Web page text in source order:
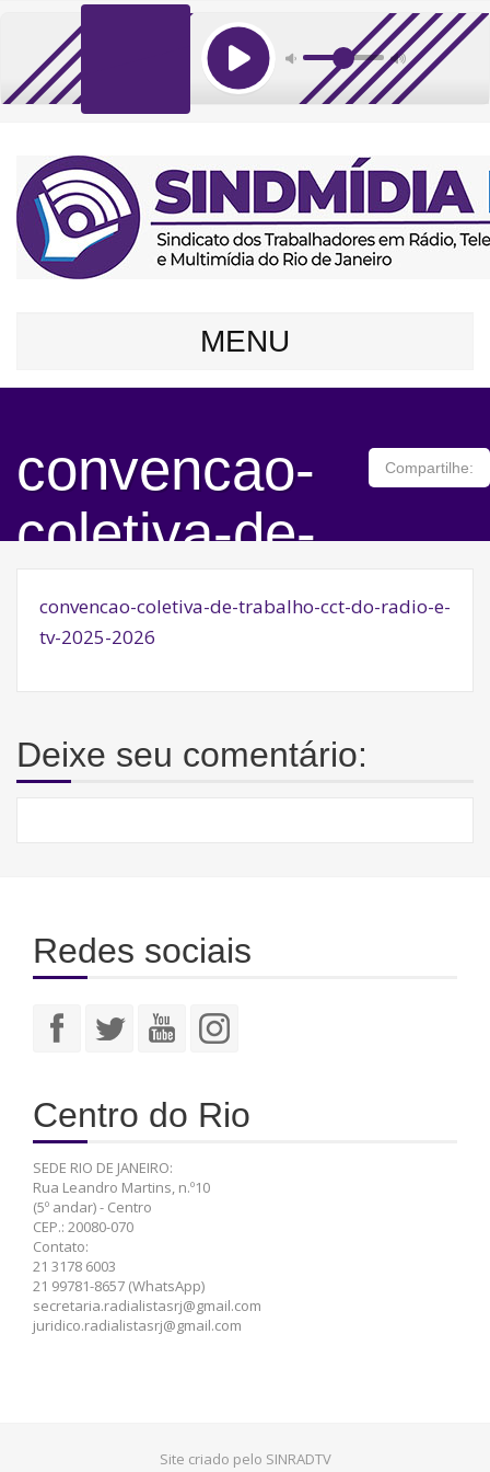
MENU
convencao-
coletiva-de-
trabalho-cct-do-
radio-e-tv-2025-
2026
Compartilhe:
convencao-coletiva-de-trabalho-cct-do-radio-e-
tv-2025-2026
Deixe seu comentário:
Redes sociais
Centro do Rio
SEDE RIO DE JANEIRO:
Rua Leandro Martins, n.º10
(5º andar) - Centro
CEP.: 20080-070
Contato:
21 3178 6003
21 99781-8657 (WhatsApp)
secretaria.radialistasrj@gmail.com
juridico.radialistasrj@gmail.com
Site criado pelo SINRADTV